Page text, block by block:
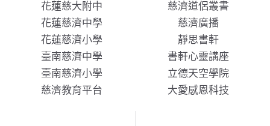
花蓮慈大附中
花蓮慈濟中學
花蓮慈濟小學
臺南慈濟中學
臺南慈濟小學
慈濟教育平台
慈濟道侶叢書
慈濟廣播
靜思書軒
書軒心靈講座
立德天空學院
大愛感恩科技